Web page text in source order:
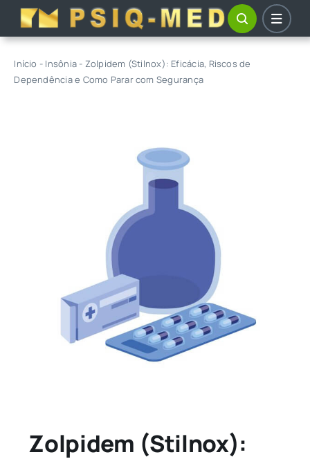
Skip
content
Início - Insônia- Zolpidem (Stilnox): Eficácia, Riscos de
Dependência e Como Parar com Segurança
Zolpidem (Stilnox):